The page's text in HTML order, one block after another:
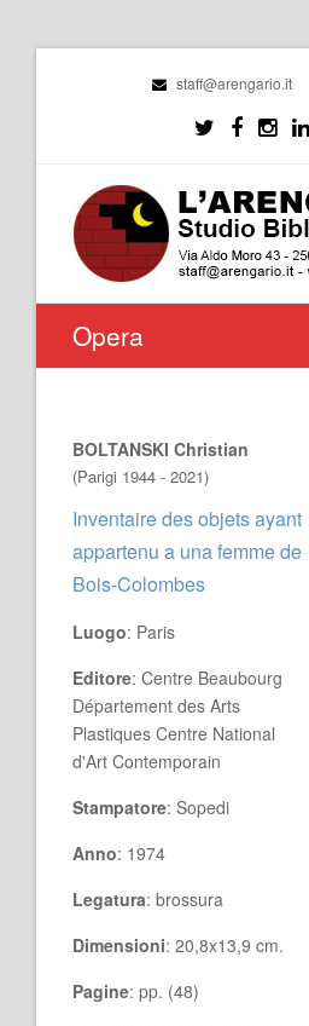
staff@arengario.it
Opera
BOLTANSKI Christian
(Parigi 1944 - 2021)
Inventaire des objets ayant
appartenu a una femme de
Bois-Colombes
Luogo: Paris
Editore: Centre Beaubourg
Département des Arts
Plastiques Centre National
d'Art Contemporain
Stampatore: Sopedi
Anno: 1974
Legatura: brossura
Dimensioni: 20,8x13,9 cm.
Pagine: pp. (48)